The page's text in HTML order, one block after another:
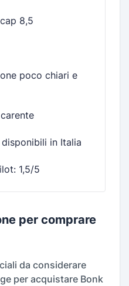
8,5
poco chiari e
in Italia
1,5/5
per comprare
da considerare
per acquistare Bonk